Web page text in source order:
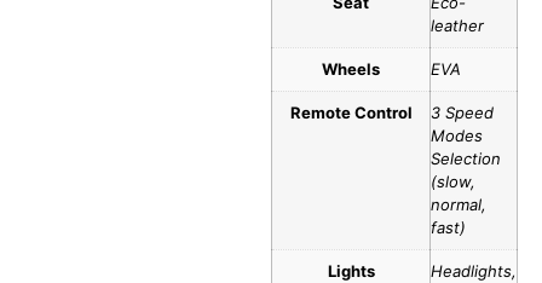
leather
Wheels EVA
Remote Control
3 Speed
Modes
Selection
(slow,
normal,
fast)
Lights
Headlights,